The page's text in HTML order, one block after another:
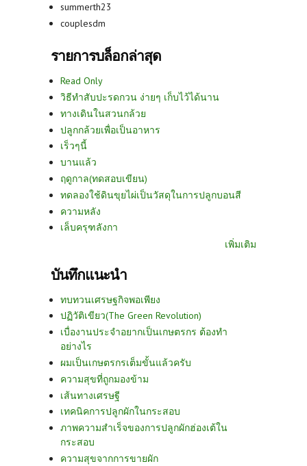
summerth23
couplesdm
รายการบล็อกล่าสุด
Read Only
วิธีทำสับปะรดกวน ง่ายๆ เก็บไว้ได้นาน
ทางเดินในสวนกล้วย
ปลูกกล้วยเพื่อเป็นอาหาร
เร็วๆนี้
บานแล้ว
ฤดูกาล(ทดสอบเขียน)
ทดลองใช้ดินขุยไผ่เป็นวัสดุในการปลูกบอนสี
ความหลัง
เล็บครุฑลังกา
เพิ่มเติม
บันทึกแนะนำ
ทบทวนเศรษฐกิจพอเพียง
ปฏิวัติเขียว(The Green Revolution)
เบื่องานประจำอยากเป็นเกษตรกร ต้องทำ
อย่างไร
ผมเป็นเกษตรกรเต็มขั้นแล้วครับ
ความสุขที่ถูกมองข้าม
เส้นทางเศรษฐี
เทคนิคการปลูกผักในกระสอบ
ภาพความสำเร็จของการปลูกผักฮ่องเต้ใน
กระสอบ
ความสุขจากการขายผัก